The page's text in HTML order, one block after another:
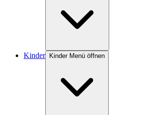
Kinder Kinder Menü öffnen